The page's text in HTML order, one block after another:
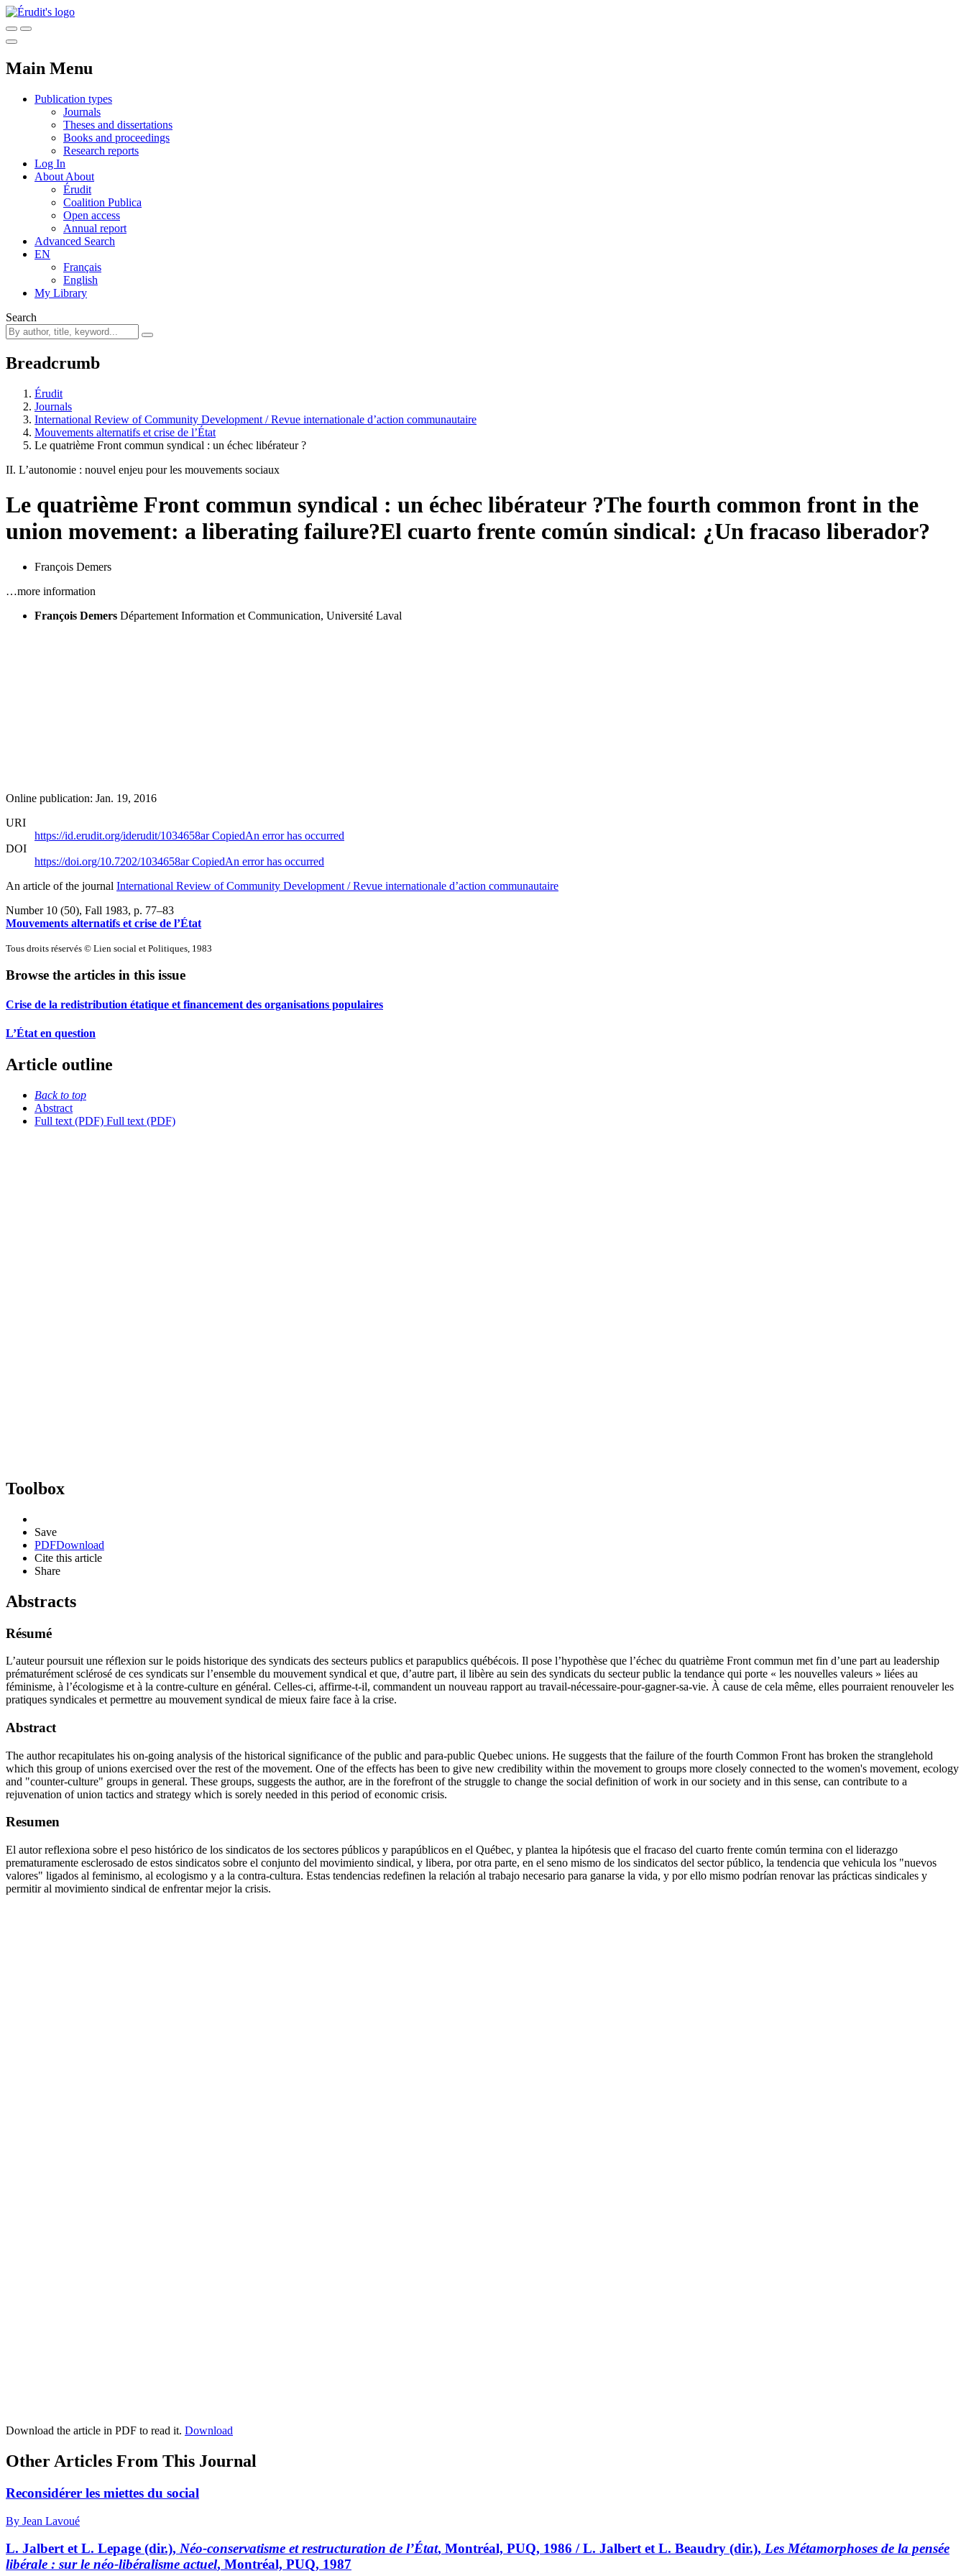
Main Menu
Publication types
Journals
Theses and dissertations
Books and proceedings
Research reports
Log In
About About
Érudit
Coalition Publica
Open access
Annual report
Advanced Search
EN
Français
English
My Library
Search
Breadcrumb
Érudit
Journals
International Review of Community Development / Revue internationale d’action communautaire
Mouvements alternatifs et crise de l’État
Le quatrième Front commun syndical : un échec libérateur ?
II. L’autonomie : nouvel enjeu pour les mouvements sociaux
Le quatrième Front commun syndical : un échec libérateur ?The fourth common front in the
union movement: a liberating failure?El cuarto frente común sindical: ¿Un fracaso liberador?
François Demers
…more information
François Demers Département Information et Communication, Université Laval
Online publication: Jan. 19, 2016
URI
https://id.erudit.org/iderudit/1034658arCopiedAn error has occurred
DOI
https://doi.org/10.7202/1034658arCopiedAn error has occurred
An article of the journal International Review of Community Development / Revue internationale d’action communautaire
Number 10 (50), Fall 1983, p. 77–83
Mouvements alternatifs et crise de l’État
Tous droits réservés © Lien social et Politiques, 1983
Browse the articles in this issue
Crise de la redistribution étatique et financement des organisations populaires
L’État en question
Article outline
Back to top
Abstract
Full text (PDF) Full text (PDF)
Toolbox
Save
PDFDownload
Cite this article
Share
Abstracts
Résumé
L’auteur poursuit une réflexion sur le poids historique des syndicats des secteurs publics et parapublics québécois. Il pose l’hypothèse que l’échec du quatrième Front commun met fin d’une part au leadership
prématurément sclérosé de ces syndicats sur l’ensemble du mouvement syndical et que, d’autre part, il libère au sein des syndicats du secteur public la tendance qui porte « les nouvelles valeurs » liées au
féminisme, à l’écologisme et à la contre-culture en général. Celles-ci, affirme-t-il, commandent un nouveau rapport au travail-nécessaire-pour-gagner-sa-vie. À cause de cela même, elles pourraient renouveler les
pratiques syndicales et permettre au mouvement syndical de mieux faire face à la crise.
Abstract
The author recapitulates his on-going analysis of the historical significance of the public and para-public Quebec unions. He suggests that the failure of the fourth Common Front has broken the stranglehold
which this group of unions exercised over the rest of the movement. One of the effects has been to give new credibility within the movement to groups more closely connected to the women's movement, ecology
and "counter-culture" groups in general. These groups, suggests the author, are in the forefront of the struggle to change the social definition of work in our society and in this sense, can contribute to a
rejuvenation of union tactics and strategy which is sorely needed in this period of economic crisis.
Resumen
El autor reflexiona sobre el peso histórico de los sindicatos de los sectores públicos y parapúblicos en el Québec, y plantea la hipótesis que el fracaso del cuarto frente común termina con el liderazgo
prematuramente esclerosado de estos sindicatos sobre el conjunto del movimiento sindical, y libera, por otra parte, en el seno mismo de los sindicatos del sector público, la tendencia que vehicula los "nuevos
valores" ligados al feminismo, al ecologismo y a la contra-cultura. Estas tendencias redefinen la relación al trabajo necesario para ganarse la vida, y por ello mismo podrían renovar las prácticas sindicales y
permitir al movimiento sindical de enfrentar mejor la crisis.
Download the article in PDF to read it. Download
Other Articles From This Journal
Reconsidérer les miettes du social
By Jean Lavoué
L. Jalbert et L. Lepage (dir.), Néo-conservatisme et restructuration de l’État, Montréal, PUQ, 1986 / L. Jalbert et L. Beaudry (dir.), Les Métamorphoses de la pensée
libérale : sur le néo-libéralisme actuel, Montréal, PUQ, 1987